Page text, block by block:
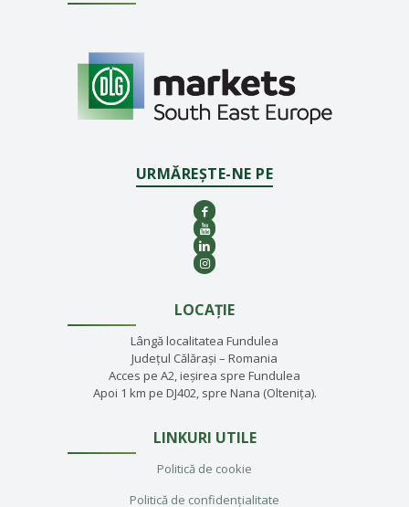
URMĂREȘTE-NE PE
LOCAȚIE
Lângă localitatea Fundulea
Județul Călărași – Romania
Acces pe A2, ieșirea spre Fundulea
Apoi 1 km pe DJ402, spre Nana (Oltenița).
LINKURI UTILE
Politică de cookie
Politică de confidențialitate